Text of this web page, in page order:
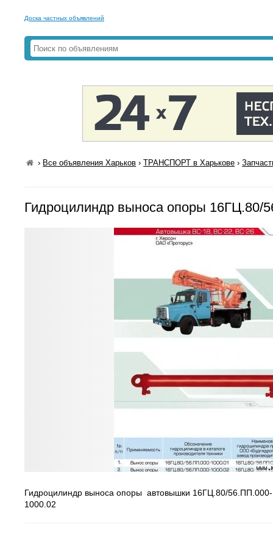
Доска частных объявлений
› Все объявления Харьков ›ТРАНСПОРТ в Харькове ›
Гидроцилиндр выноса опоры 16ГЦ.80/
Гидроцилиндр выноса опоры автовышки 16ГЦ.80/
1000.02